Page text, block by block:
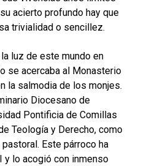
acierto profundo hay que
trivialidad o sencillez.
luz de este mundo en
se acercaba al Monasterio
la salmodia de los monjes.
Diocesano de
Pontificia de Comillas
Teología y Derecho, como
Este párroco ha
y lo acogió con inmenso